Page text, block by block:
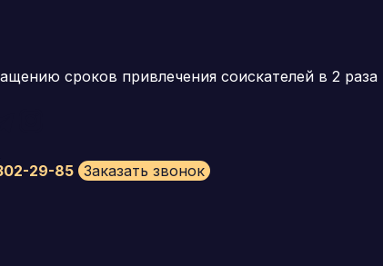
сроков привлечения соискателей в 2 раза
29-85 Заказать звонок